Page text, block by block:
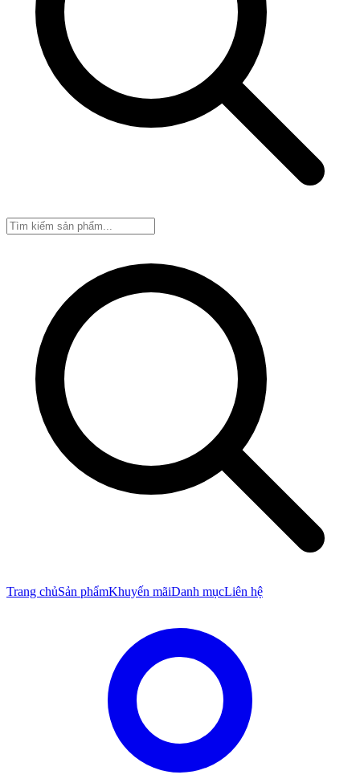
Trang chủSản phẩmKhuyến mãiDanh mụcLiên hệ